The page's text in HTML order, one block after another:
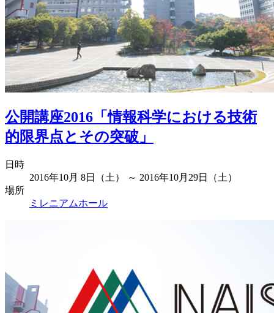
公開講座2016「情報科学における技術
的限界点とその突破」
日時
2016年10月 8日（土） ～ 2016年10月29日（土）
場所
ミレニアムホール